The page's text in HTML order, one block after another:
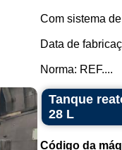
Com sistema
Data de
Norma: REF....
Tanque
28 L
Código da